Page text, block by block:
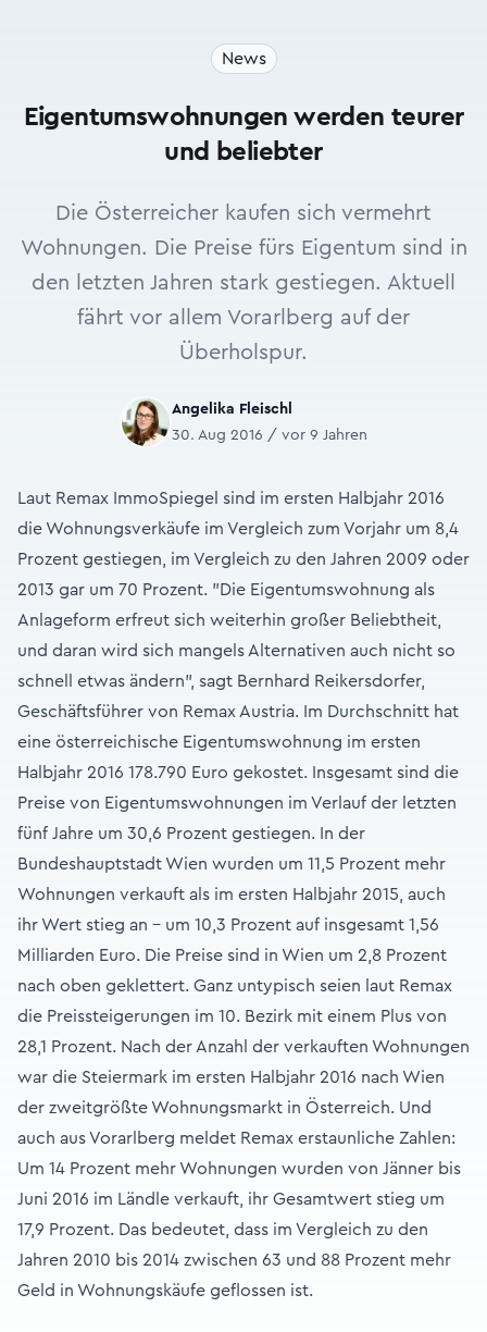
News
Eigentumswohnungen werden teurer
und beliebter
Die Österreicher kaufen sich vermehrt
Wohnungen. Die Preise fürs Eigentum sind in
den letzten Jahren stark gestiegen. Aktuell
fährt vor allem Vorarlberg auf der
Überholspur.
Angelika Fleischl
30. Aug 2016 / vor 9 Jahren
Laut Remax ImmoSpiegel sind im ersten Halbjahr 2016
die Wohnungsverkäufe im Vergleich zum Vorjahr um 8,4
Prozent gestiegen, im Vergleich zu den Jahren 2009 oder
2013 gar um 70 Prozent. "Die Eigentumswohnung als
Anlageform erfreut sich weiterhin großer Beliebtheit,
und daran wird sich mangels Alternativen auch nicht so
schnell etwas ändern", sagt Bernhard Reikersdorfer,
Geschäftsführer von Remax Austria. Im Durchschnitt hat
eine österreichische Eigentumswohnung im ersten
Halbjahr 2016 178.790 Euro gekostet. Insgesamt sind die
Preise von Eigentumswohnungen im Verlauf der letzten
fünf Jahre um 30,6 Prozent gestiegen. In der
Bundeshauptstadt Wien wurden um 11,5 Prozent mehr
Wohnungen verkauft als im ersten Halbjahr 2015, auch
ihr Wert stieg an – um 10,3 Prozent auf insgesamt 1,56
Milliarden Euro. Die Preise sind in Wien um 2,8 Prozent
nach oben geklettert. Ganz untypisch seien laut Remax
die Preissteigerungen im 10. Bezirk mit einem Plus von
28,1 Prozent. Nach der Anzahl der verkauften Wohnungen
war die Steiermark im ersten Halbjahr 2016 nach Wien
der zweitgrößte Wohnungsmarkt in Österreich. Und
auch aus Vorarlberg meldet Remax erstaunliche Zahlen:
Um 14 Prozent mehr Wohnungen wurden von Jänner bis
Juni 2016 im Ländle verkauft, ihr Gesamtwert stieg um
17,9 Prozent. Das bedeutet, dass im Vergleich zu den
Jahren 2010 bis 2014 zwischen 63 und 88 Prozent mehr
Geld in Wohnungskäufe geflossen ist.